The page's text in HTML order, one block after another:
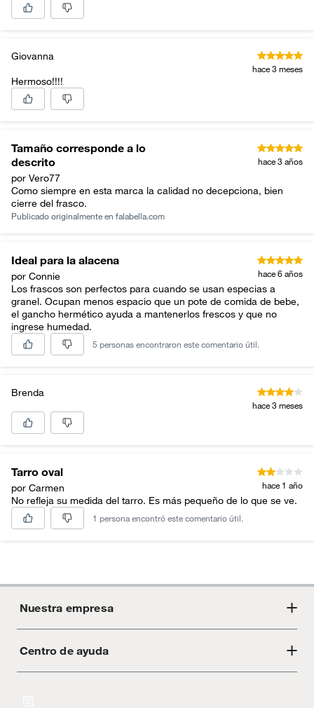
Giovanna
hace 3 meses
Hermoso!!!!
Tamaño corresponde a lo
descrito
por Vero77
hace 3 años
Como siempre en esta marca la calidad no decepciona, bien
cierre del frasco.
Publicado originalmente en falabella.com
Ideal para la alacena
por Connie hace 6 años
Los frascos son perfectos para cuando se usan especias a
granel. Ocupan menos espacio que un pote de comida de bebe,
el gancho hermético ayuda a mantenerlos frescos y que no
ingrese humedad.
5 personas encontraron este comentario útil.
Brenda
hace 3 meses
Tarro oval
por Carmen hace 1 año
No refleja su medida del tarro. Es más pequeño de lo que se ve.
1 persona encontró este comentario útil.
Nuestra empresa
Acerca de Crate
Centro de ayuda